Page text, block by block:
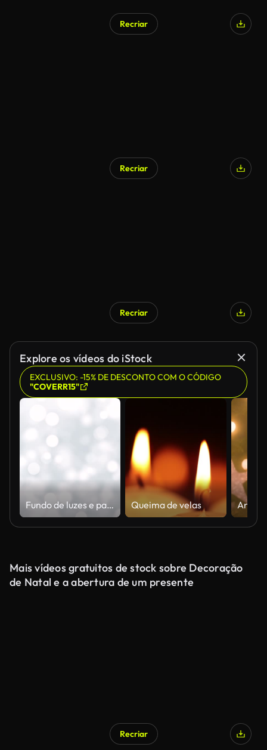
Recriar
Recriar
Recriar
Explore os vídeos do iStock
EXCLUSIVO: -15% DE DESCONTO COM O CÓDIGO
"COVERR15"
Fundo de luzes e partículas brancas bokeh Queima de velas
Mais vídeos gratuitos de stock sobre Decoração
de Natal e a abertura de um presente
Recriar